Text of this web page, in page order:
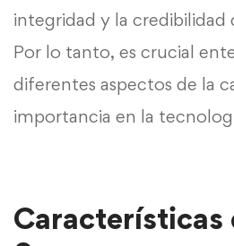
integridad y la credibilidad
Por lo tanto, es crucial
diferentes aspectos de la
importancia en la
Características